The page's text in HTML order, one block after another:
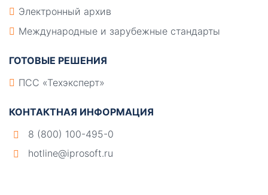
Электронный архив
Международные и зарубежные стандарты
ГОТОВЫЕ РЕШЕНИЯ
ПСС «Техэксперт»
КОНТАКТНАЯ ИНФОРМАЦИЯ
8 (800) 100-495-0
hotline@iprosoft.ru